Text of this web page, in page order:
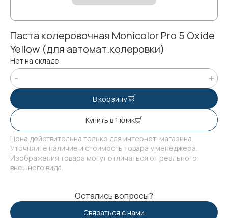
Паста колеровочная Monicolor Pro 5 Oxide
Yellow (для автомат.колеровки)
Нет на складе
В корзину
Купить в 1 клик
Цена действительна только для интернет-магазина.
Уточняйте наличие и стоимость товара у менеджера.
Изображения товара могут отличаться от реального
внешнего вида.
Остались вопросы?
Связаться с нами